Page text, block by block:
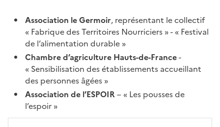
Association le Germoir, représentant le collectif
« Fabrique des Territoires Nourriciers » - « Festival
de l’alimentation durable »
Chambre d’agriculture Hauts-de-France-
« Sensibilisation des établissements accueillant
des personnes âgées »
Association de l’ESPOIR– « Les pousses de
l’espoir »